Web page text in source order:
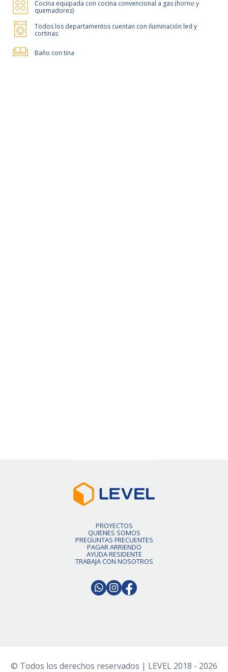
Cocina equipada con cocina convencional a gas (horno y
quemadores)
Todos los departamentos cuentan con iluminación led y
cortinas
Baño con tina
PROYECTOS
QUIENES SOMOS
PREGUNTAS FRECUENTES
PAGAR ARRIENDO
AYUDA RESIDENTE
TRABAJA CON NOSOTROS
© Todos los derechos reservados | LEVEL 2018 - 2026